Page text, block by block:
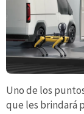
Uno de los
que les brindará